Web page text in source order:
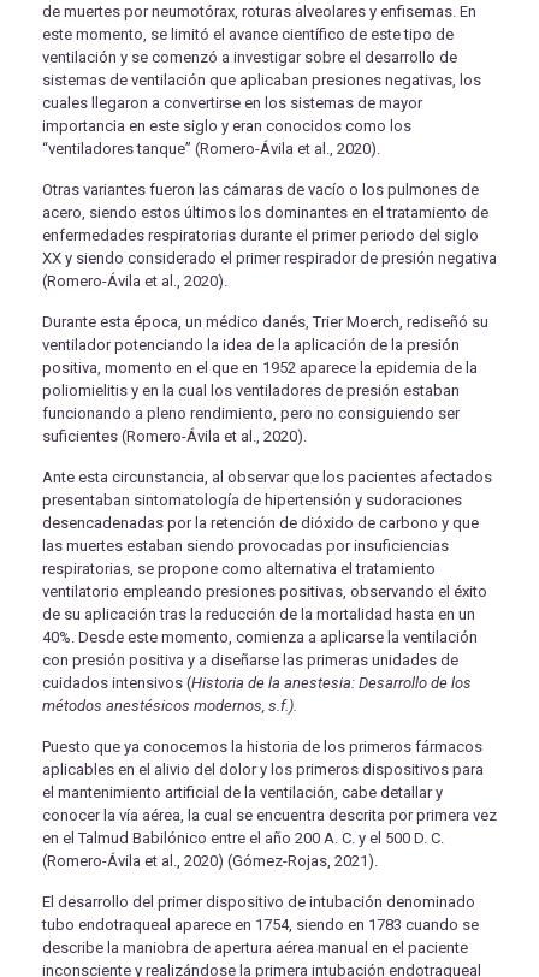
de muertes por neumotórax, roturas alveolares y enfisemas. En
este momento, se limitó el avance científico de este tipo de
ventilación y se comenzó a investigar sobre el desarrollo de
sistemas de ventilación que aplicaban presiones negativas, los
cuales llegaron a convertirse en los sistemas de mayor
importancia en este siglo y eran conocidos como los
“ventiladores tanque” (Romero-Ávila et al., 2020).
Otras variantes fueron las cámaras de vacío o los pulmones de
acero, siendo estos últimos los dominantes en el tratamiento de
enfermedades respiratorias durante el primer periodo del siglo
XX y siendo considerado el primer respirador de presión negativa
(Romero-Ávila et al., 2020).
Durante esta época, un médico danés, Trier Moerch, rediseñó su
ventilador potenciando la idea de la aplicación de la presión
positiva, momento en el que en 1952 aparece la epidemia de la
poliomielitis y en la cual los ventiladores de presión estaban
funcionando a pleno rendimiento, pero no consiguiendo ser
suficientes (Romero-Ávila et al., 2020).
Ante esta circunstancia, al observar que los pacientes afectados
presentaban sintomatología de hipertensión y sudoraciones
desencadenadas por la retención de dióxido de carbono y que
las muertes estaban siendo provocadas por insuficiencias
respiratorias, se propone como alternativa el tratamiento
ventilatorio empleando presiones positivas, observando el éxito
de su aplicación tras la reducción de la mortalidad hasta en un
40%. Desde este momento, comienza a aplicarse la ventilación
con presión positiva y a diseñarse las primeras unidades de
cuidados intensivos (Historia de la anestesia: Desarrollo de los
métodos anestésicos modernos, s.f.).
Puesto que ya conocemos la historia de los primeros fármacos
aplicables en el alivio del dolor y los primeros dispositivos para
el mantenimiento artificial de la ventilación, cabe detallar y
conocer la vía aérea, la cual se encuentra descrita por primera vez
en el Talmud Babilónico entre el año 200 A. C. y el 500 D. C.
(Romero-Ávila et al., 2020) (Gómez-Rojas, 2021).
El desarrollo del primer dispositivo de intubación denominado
tubo endotraqueal aparece en 1754, siendo en 1783 cuando se
describe la maniobra de apertura aérea manual en el paciente
inconsciente y realizándose la primera intubación endotraqueal